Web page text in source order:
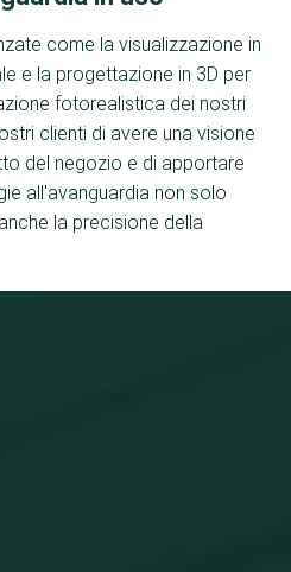
come la visualizzazione in
e la progettazione in 3D per
fotorealistica dei nostri
clienti di avere una visione
del negozio e di apportare
all'avanguardia non solo
la precisione della